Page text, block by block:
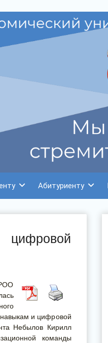
Абитуриенту
навыкам и цифровой
Небылов Кирилл
команды